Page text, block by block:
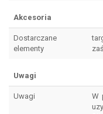
Akcesoria
Dostarczane
elementy
Uwagi
Uwagi
W